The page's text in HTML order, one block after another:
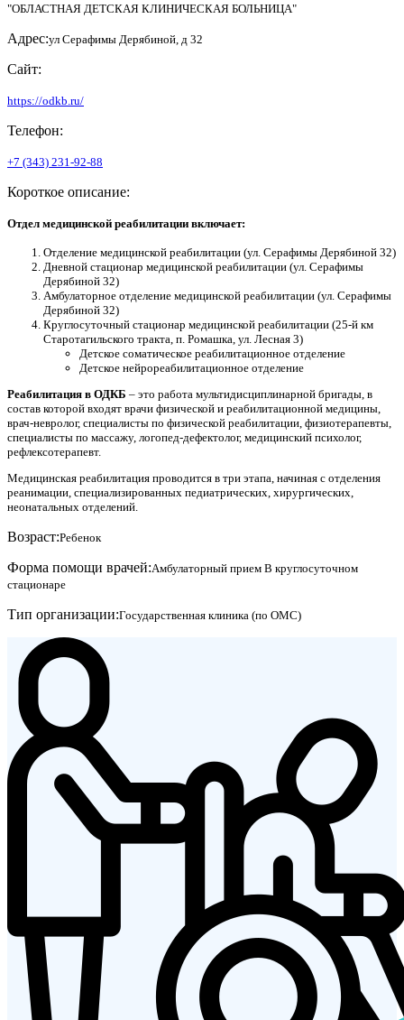
"ОБЛАСТНАЯ ДЕТСКАЯ КЛИНИЧЕСКАЯ БОЛЬНИЦА"
Адрес:ул Серафимы Дерябиной, д 32
Сайт:
https://odkb.ru/
Телефон:
+7 (343) 231-92-88
Короткое описание:
Отдел медицинской реабилитации включает:
Отделение медицинской реабилитации (ул. Серафимы Дерябиной 32)
Дневной стационар медицинской реабилитации (ул. Серафимы
Дерябиной 32)
Амбулаторное отделение медицинской реабилитации (ул. Серафимы
Дерябиной 32)
Круглосуточный стационар медицинской реабилитации (25-й км
Старотагильского тракта, п. Ромашка, ул. Лесная 3)
Детское соматическое реабилитационное отделение
Детское нейрореабилитационное отделение
Реабилитация в ОДКБ – это работа мультидисциплинарной бригады, в
состав которой входят врачи физической и реабилитационной медицины,
врач-невролог, специалисты по физической реабилитации, физиотерапевты,
специалисты по массажу, логопед-дефектолог, медицинский психолог,
рефлексотерапевт.
Медицинская реабилитация проводится в три этапа, начиная с отделения
реанимации, специализированных педиатрических, хирургических,
неонатальных отделений.
Возраст:Ребенок
Форма помощи врачей:Амбулаторный прием В круглосуточном
стационаре
Тип организации:Государственная клиника (по ОМС)